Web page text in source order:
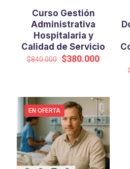
Curso Gestión
Administrativa
Hospitalaria y
Calidad de Servicio
$840.000 El
$840.000.
$380.000El
EN OFERTA